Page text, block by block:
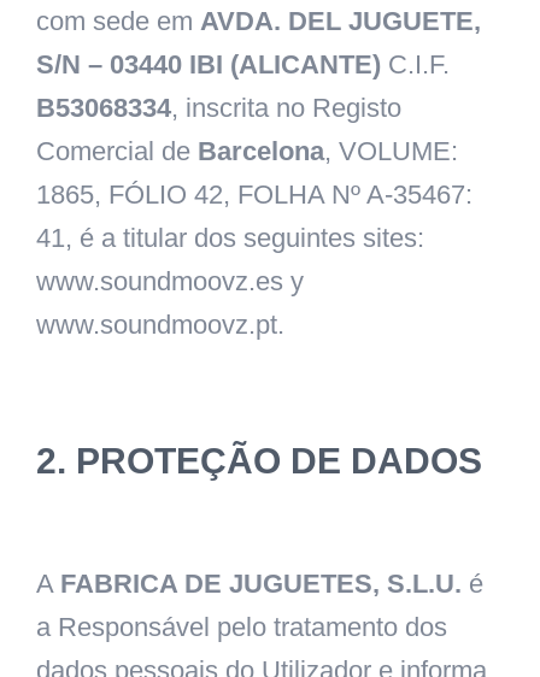
com sede em AVDA. DEL JUGUETE,
S/N – 03440 IBI (ALICANTE) C.I.F.
B53068334, inscrita no Registo
Comercial de Barcelona, VOLUME:
1865, FÓLIO 42, FOLHA Nº A-35467:
41, é a titular dos seguintes sites:
www.soundmoovz.es y
www.soundmoovz.pt.
2. PROTEÇÃO DE DADOS
A FABRICA DE JUGUETES, S.L.U. é
a Responsável pelo tratamento dos
dados pessoais do Utilizador e informa